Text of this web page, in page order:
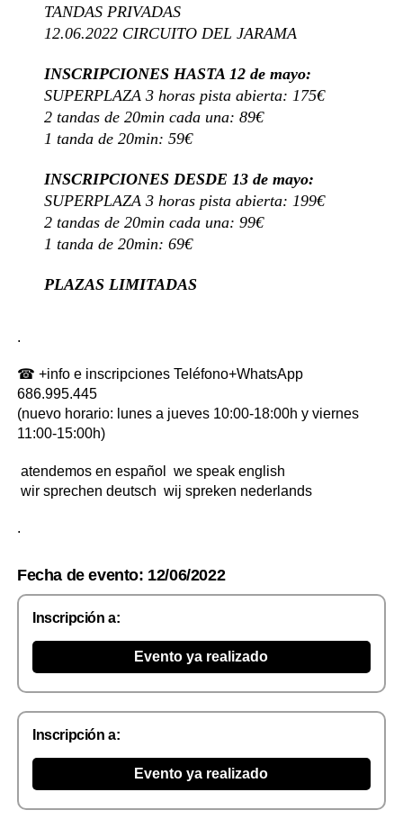
TANDAS PRIVADAS
12.06.2022 CIRCUITO DEL JARAMA
INSCRIPCIONES HASTA 12 de mayo:
SUPERPLAZA 3 horas pista abierta: 175€
2 tandas de 20min cada una: 89€
1 tanda de 20min: 59€
INSCRIPCIONES DESDE 13 de mayo:
SUPERPLAZA 3 horas pista abierta: 199€
2 tandas de 20min cada una: 99€
1 tanda de 20min: 69€
PLAZAS LIMITADAS
.
☎ +info e inscripciones Teléfono+WhatsApp
686.995.445
(nuevo horario: lunes a jueves 10:00-18:00h y viernes
11:00-15:00h)
atendemos en español
we speak english
wir sprechen deutsch wij spreken nederlands
.
Fecha de evento: 12/06/2022
Inscripción a:
Evento ya realizado
Inscripción a:
Evento ya realizado